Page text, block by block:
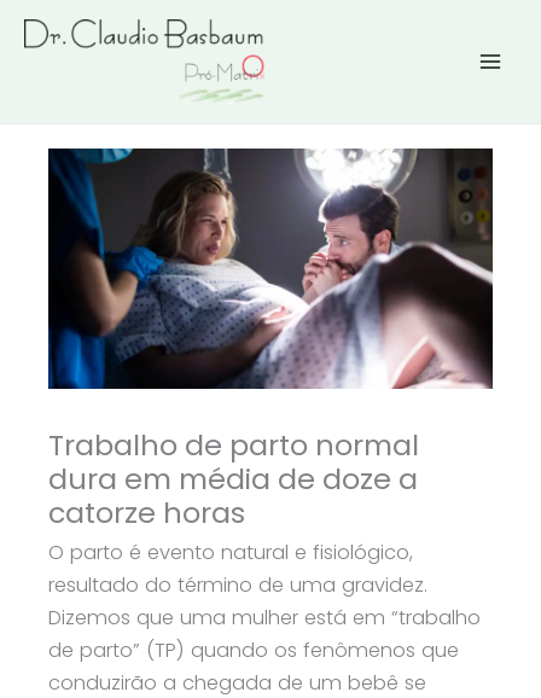
para
Trabalho de parto normal
dura em média de doze a
catorze horas
O parto é evento natural e fisiológico,
resultado do término de uma gravidez.
Dizemos que uma mulher está em “trabalho
de parto” (TP) quando os fenômenos que
conduzirão a chegada de um bebê se